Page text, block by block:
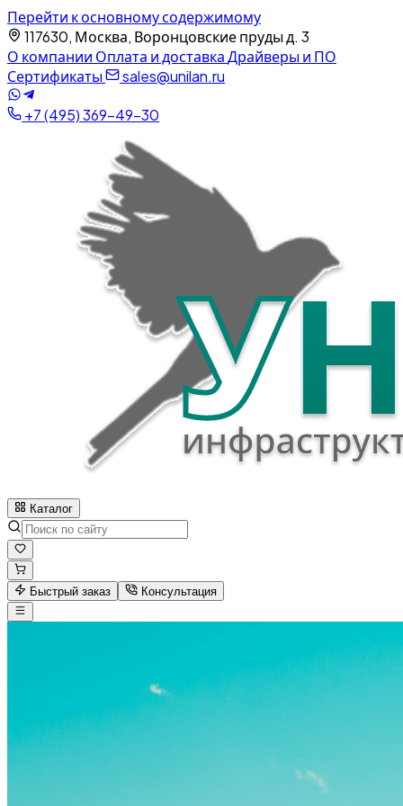
Перейти к основному содержимому
117630, Москва, Воронцовские пруды д. 3
О компании Оплата и доставкаДрайверы и ПО
Сертификаты
sales@unilan.ru
+7 (495) 369-49-30
Каталог
Быстрый заказ Консультация